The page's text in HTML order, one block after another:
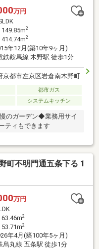
万円
149.85m2
414.74m2
年12月(築10年9ヶ月)
鉄鞍馬線 木野駅 徒歩1分
京都市左京区岩倉南木野町
都市ガス
システムキッチン
のガーデン◆業務用サイ
ティもできます
町不明門通五条下る 1
万円
63.46m2
53.71m2
年4月(築100年5ヶ月)
烏丸線 五条駅 徒歩1分